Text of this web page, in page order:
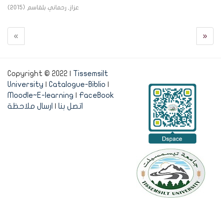
عزاز, رحماني بلقاسم (
2015
)
« »
Copyright © 2022 | Tissemsilt
University
Catalogue-Biblio
Moodle~E-learning
FaceBook
اتصل بنا
ارسال ملاحظة